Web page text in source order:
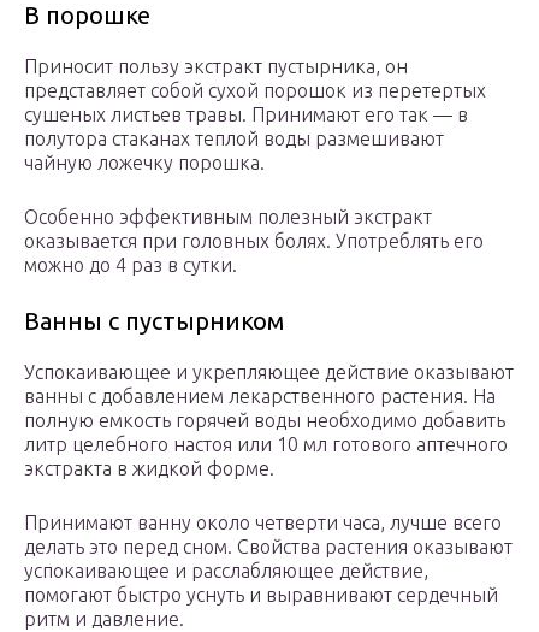
В порошке
Приносит пользу экстракт пустырника, он
представляет собой сухой порошок из перетертых
сушеных листьев травы. Принимают его так — в
полутора стаканах теплой воды размешивают
чайную ложечку порошка.
Особенно эффективным полезный экстракт
оказывается при головных болях. Употреблять его
можно до 4 раз в сутки.
Ванны с пустырником
Успокаивающее и укрепляющее действие оказывают
ванны с добавлением лекарственного растения. На
полную емкость горячей воды необходимо добавить
литр целебного настоя или 10 мл готового аптечного
экстракта в жидкой форме.
Принимают ванну около четверти часа, лучше всего
делать это перед сном. Свойства растения оказывают
успокаивающее и расслабляющее действие,
помогают быстро уснуть и выравнивают сердечный
ритм и давление.